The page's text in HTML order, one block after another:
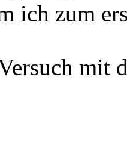
ich zum
mit